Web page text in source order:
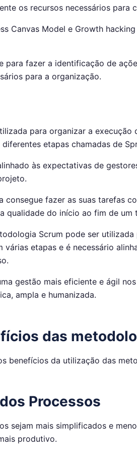
os recursos necessários para
Canvas Model e Growth
para fazer a identificação de
para a organização.
para organizar a execução
etapas chamadas de
às expectativas de
consegue fazer as suas tarefas
qualidade do início ao fim de um
Scrum pode ser
várias etapas e é necessário
gestão mais eficiente e ágil
ampla e humanizada.
das
benefícios da utilização das
Processos
sejam mais simplificados e
produtivo.